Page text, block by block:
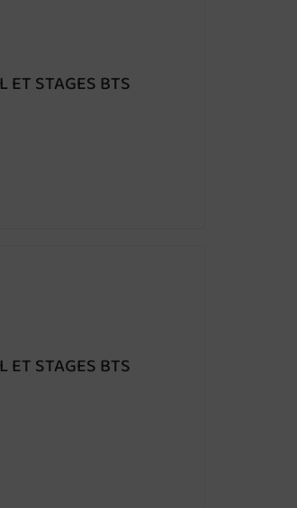
ET STAGES BTS
ET STAGES BTS